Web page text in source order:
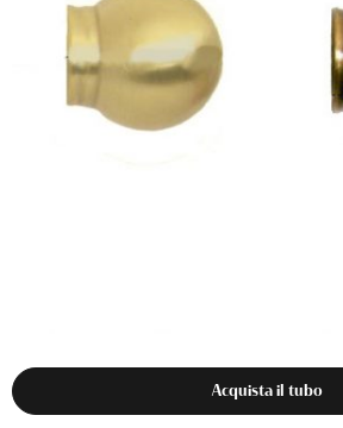
Acquista il tubo